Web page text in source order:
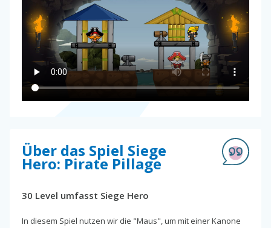
Über das Spiel Siege
Hero: Pirate Pillage
30 Level umfasst Siege Hero
In diesem Spiel nutzen wir die "Maus", um mit einer Kanone